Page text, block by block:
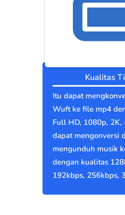
Kualitas
Itu dapat
Wuft ke file mp4
Full HD, 1080p, 2K,
dapat mengonversi
mengunduh musik
dengan kualitas
192kbps, 256kbps,